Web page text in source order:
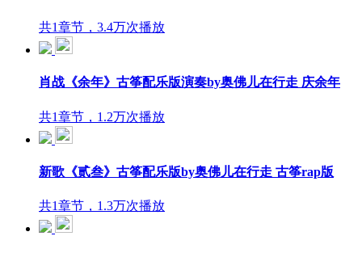
共1章节，3.4万次播放
肖战《余年》古筝配乐版演奏by奥佛儿在行走 庆余年
共1章节，1.2万次播放
新歌《贰叁》古筝配乐版by奥佛儿在行走 古筝rap版
共1章节，1.3万次播放